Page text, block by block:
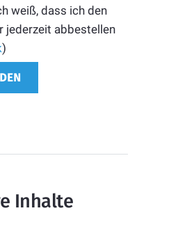
weiß, dass ich den
jederzeit abbestellen
)
Inhalte